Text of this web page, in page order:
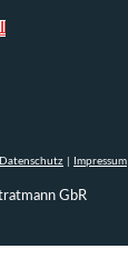
Datenschutz Impressum
GbR